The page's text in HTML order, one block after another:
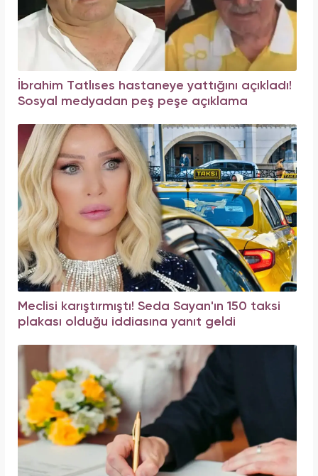
İbrahim Tatlıses hastaneye yattığını açıkladı!
Sosyal medyadan peş peşe açıklama
Meclisi karıştırmıştı! Seda Sayan'ın 150 taksi
plakası olduğu iddiasına yanıt geldi